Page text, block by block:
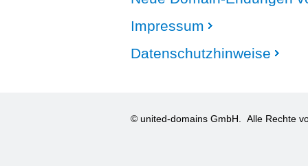
Impressum
Datenschutzhinweise
© united-domains GmbH. Alle Rechte